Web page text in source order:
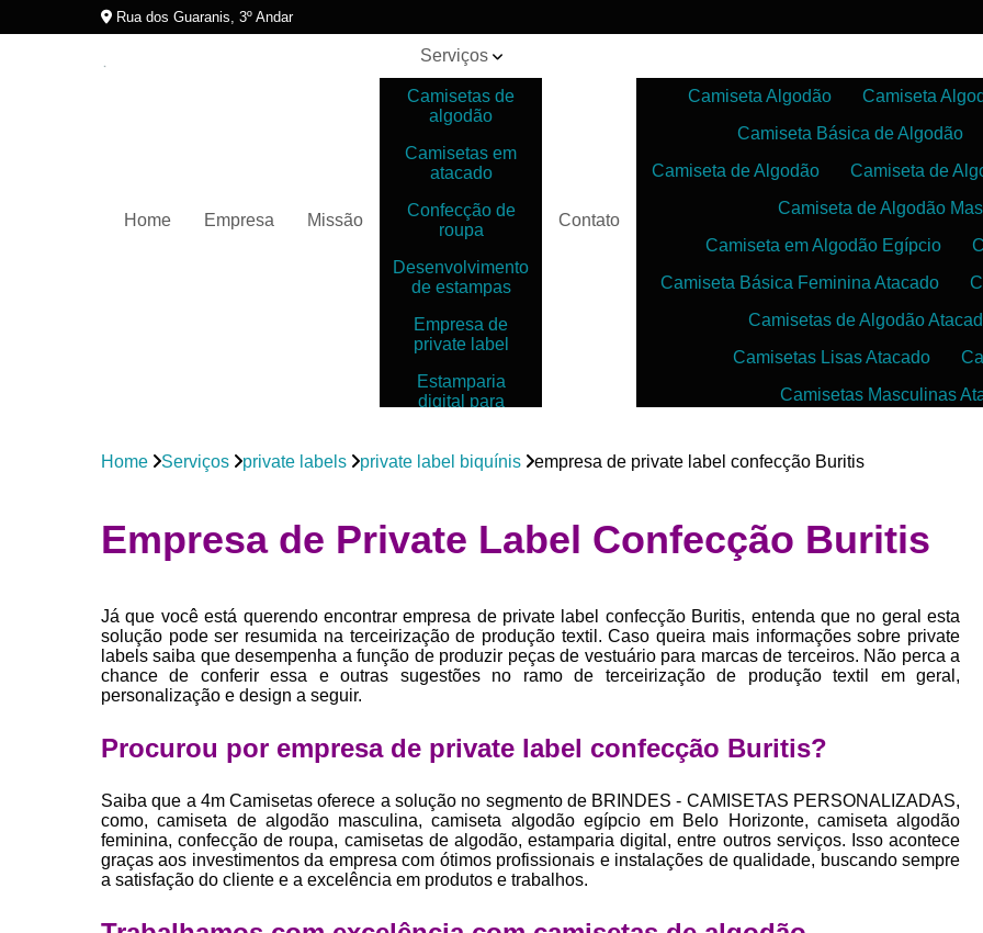
Rua dos Guaranis, 3º Andar
Home Empresa Missão
Serviços
Camisetas de
algodão
Camisetas em
atacado
Confecção de
roupa
Desenvolvimento
de estampas
Empresa de
private label
Estamparia
digital para
Estamparias
camiseta
Private label
para roupas
Private labels
Contato
Camiseta Algodão Camiseta
Camiseta Básica de Algodão
Camiseta de Algodão
Camiseta de
Camiseta de Algodão
Camiseta em Algodão Egípcio
Camiseta Básica Feminina Atacado
Camisetas de Algodão
Camisetas Lisas Atacado
Camisetas Masculinas
Camisetas para Sublimação
Confecção de Roupas
Confecção Roupas Fitness
Desenvolvimento de Coleção de
Desenvolvimento
Desenvolvimento de
Desenvolvimento de
Desenvolvimento
Home Serviços private labels private label biquínis empresa de private label confecção Buritis
Empresa de Private Label Confecção Buritis
Já que você está querendo encontrar empresa de private label confecção Buritis, entenda que no geral esta
solução pode ser resumida na terceirização de produção textil. Caso queira mais informações sobre private
labels saiba que desempenha a função de produzir peças de vestuário para marcas de terceiros. Não perca a
chance de conferir essa e outras sugestões no ramo de terceirização de produção textil em geral,
personalização e design a seguir.
Procurou por empresa de private label confecção Buritis?
Saiba que a 4m Camisetas oferece a solução no segmento de BRINDES - CAMISETAS PERSONALIZADAS,
como, camiseta de algodão masculina, camiseta algodão egípcio em Belo Horizonte, camiseta algodão
feminina, confecção de roupa, camisetas de algodão, estamparia digital, entre outros serviços. Isso acontece
graças aos investimentos da empresa com ótimos profissionais e instalações de qualidade, buscando sempre
a satisfação do cliente e a excelência em produtos e trabalhos.